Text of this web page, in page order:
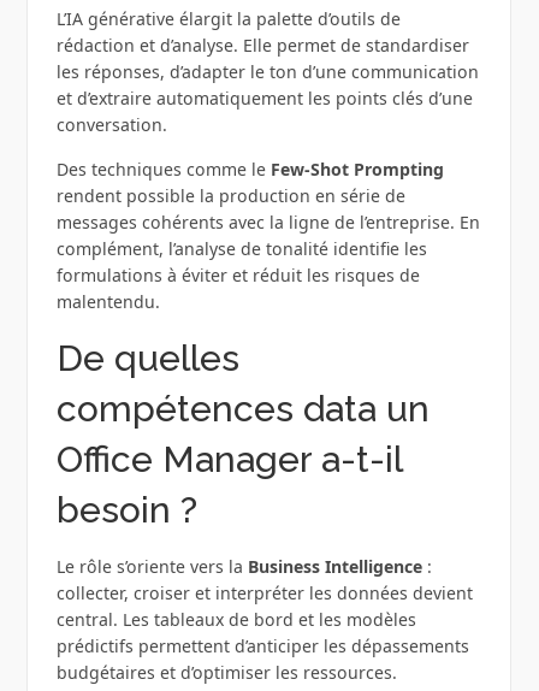
L’IA générative élargit la palette d’outils de
rédaction et d’analyse. Elle permet de standardiser
les réponses, d’adapter le ton d’une communication
et d’extraire automatiquement les points clés d’une
conversation.
Des techniques comme le Few‑Shot Prompting
rendent possible la production en série de
messages cohérents avec la ligne de l’entreprise. En
complément, l’analyse de tonalité identifie les
formulations à éviter et réduit les risques de
malentendu.
De quelles
compétences data un
Office Manager a-t-il
besoin ?
Le rôle s’oriente vers la Business Intelligence:
collecter, croiser et interpréter les données devient
central. Les tableaux de bord et les modèles
prédictifs permettent d’anticiper les dépassements
budgétaires et d’optimiser les ressources.